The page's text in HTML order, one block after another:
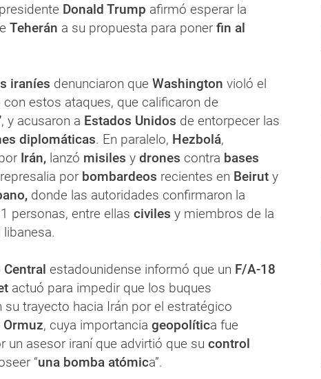
Donald Trump afirmó esperar la
Teherán a su propuesta para poner fin al
iraníes denunciaron que Washington violó el
con estos ataques, que calificaron de
, y acusaron a Estados Unidos de entorpecer las
diplomáticas. En paralelo, Hezbolá,
Irán, lanzó misiles y drones contra bases
por bombardeos recientes en Beirut y
donde las autoridades confirmaron la
personas, entre ellas civiles y miembros de la
Central estadounidense informó que un F/A-18
actuó para impedir que los buques
su trayecto hacia Irán por el estratégico
Ormuz, cuya importancia geopolítica fue
un asesor iraní que advirtió que su control
“una bomba atómica”.